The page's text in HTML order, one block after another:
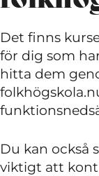
Det finns
för dig som
hitta dem
Du kan också
viktigt att